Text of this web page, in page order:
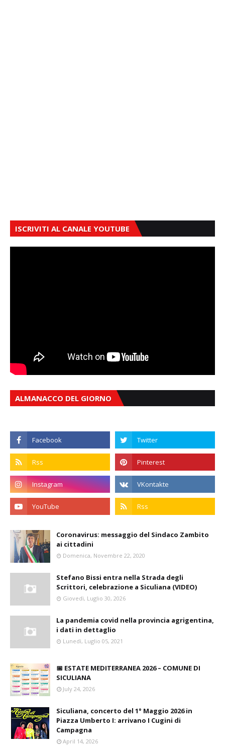
ISCRIVITI AL CANALE YOUTUBE
ALMANACCO DEL GIORNO
Coronavirus: messaggio del Sindaco Zambito
ai cittadini
Domenica, Novembre 22, 2020
Stefano Bissi entra nella Strada degli
Scrittori, celebrazione a Siculiana (VIDEO)
Giovedì, Luglio 30, 2026
La pandemia covid nella provincia agrigentina,
i dati in dettaglio
Lunedì, Luglio 05, 2021
📅 ESTATE MEDITERRANEA 2026 – COMUNE DI
SICULIANA
July 24, 2026
Siculiana, concerto del 1° Maggio 2026 in
Piazza Umberto I: arrivano I Cugini di
Campagna
April 14, 2026